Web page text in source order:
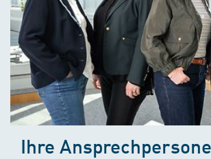
Ihre